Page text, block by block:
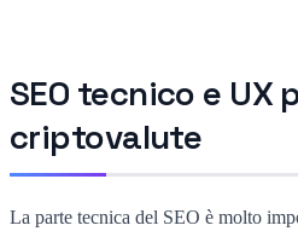
SEO tecnico e UX
criptovalute
La parte tecnica del SEO è molto